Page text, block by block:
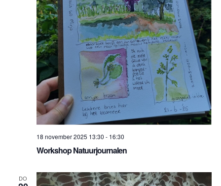
Workshop Natuurjournalen
18 november 2025 13:30 - 16:30
DO